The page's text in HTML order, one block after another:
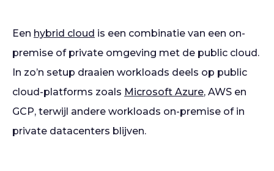
Een hybrid cloud is een combinatie van een on-
premise of private omgeving met de public cloud.
In zo’n setup draaien workloads deels op public
cloud-platforms zoals Microsoft Azure, AWS en
GCP, terwijl andere workloads on-premise of in
private datacenters blijven.